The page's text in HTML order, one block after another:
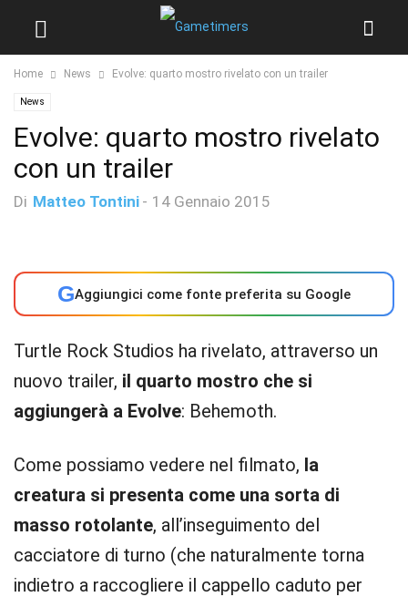
Home News Evolve: quarto mostro rivelato con un trailer
News
Evolve: quarto mostro rivelato
con un trailer
Di Matteo Tontini - 14 Gennaio 2015
GAggiungici come fonte preferita su Google
Turtle Rock Studios ha rivelato, attraverso un
nuovo trailer, il quarto mostro che si
aggiungerà a Evolve: Behemoth.
Come possiamo vedere nel filmato, la
creatura si presenta come una sorta di
masso rotolante, all’inseguimento del
cacciatore di turno (che naturalmente torna
indietro a raccogliere il cappello caduto per